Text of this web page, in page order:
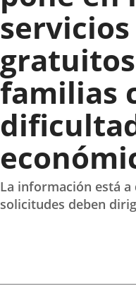
familias
La información está a
solicitudes deben